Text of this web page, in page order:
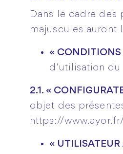
Dans le cadre des
majuscules auront
« CONDITIONS
d’utilisation du
2.1. «
objet des
https://
« UTILISATEUR